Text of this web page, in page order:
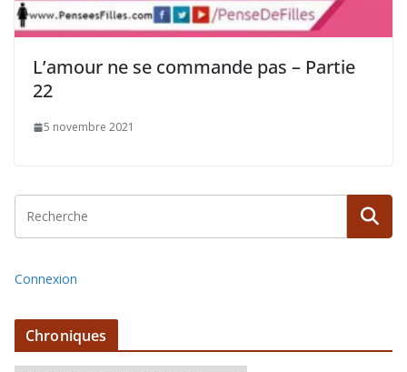
L’amour ne se commande pas – Partie
22
5 novembre 2021
Connexion
Chroniques